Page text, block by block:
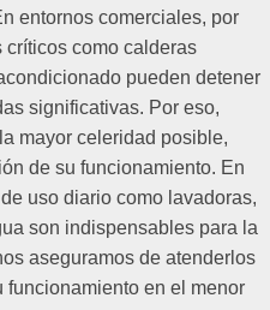
entornos comerciales, por
como calderas
pueden detener
significativas. Por eso,
mayor celeridad posible,
de su funcionamiento. En
uso diario como lavadoras,
son indispensables para la
aseguramos de atenderlos
en el menor